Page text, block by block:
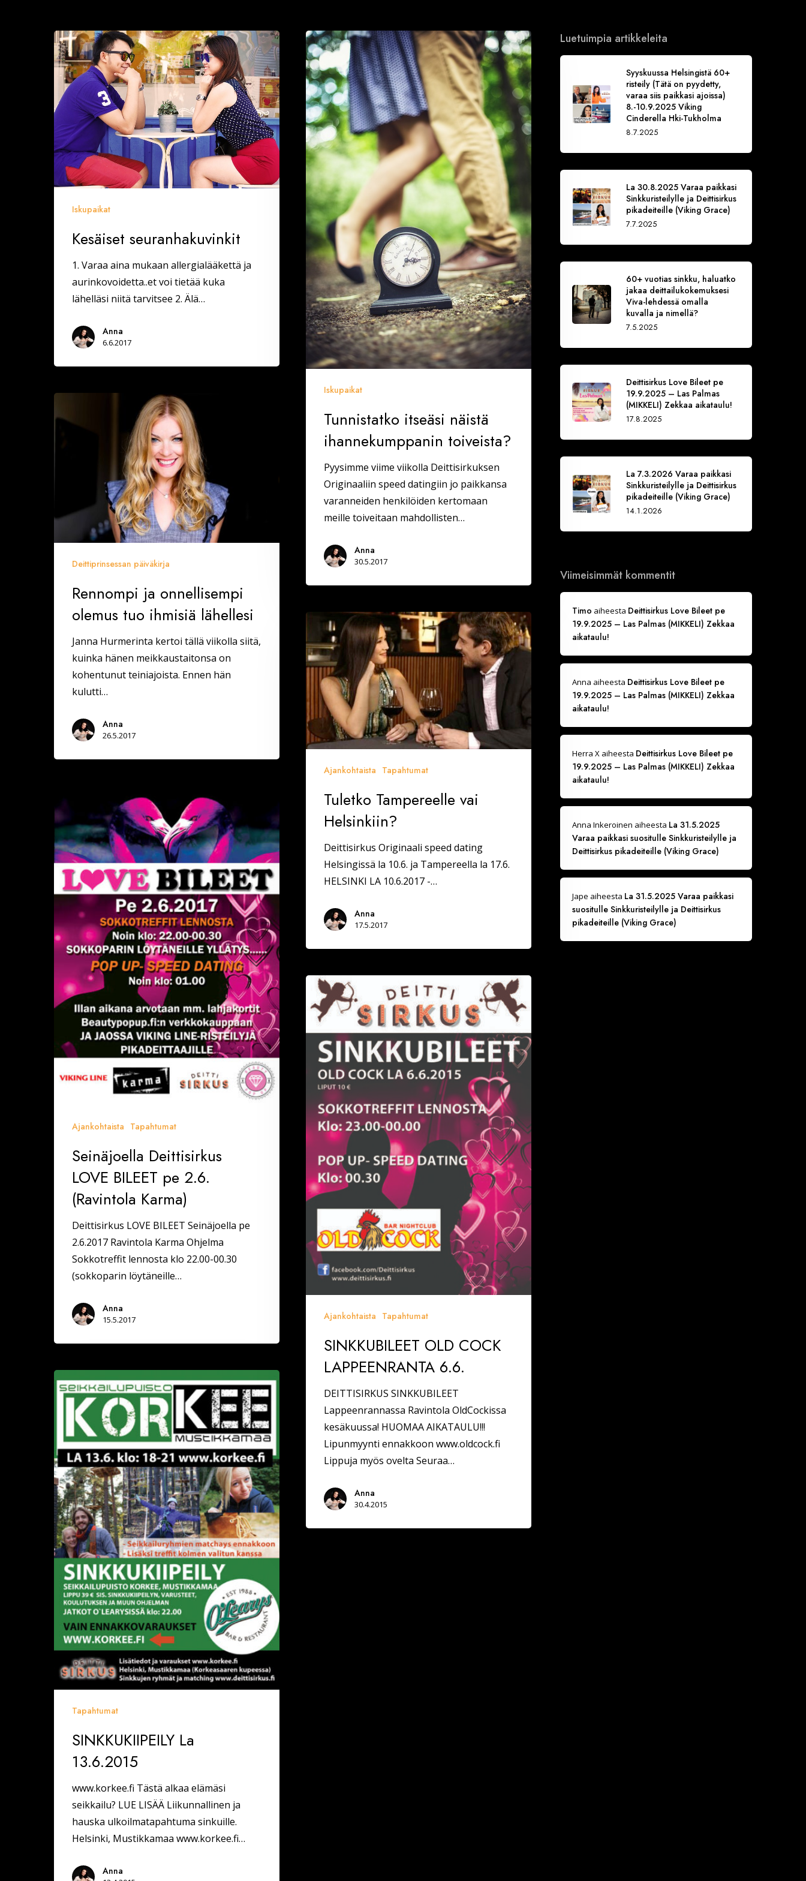
Kesäiset
seuranhakuvinkit
Iskupaikat
Kesäiset seuranhakuvinkit
1. Varaa aina mukaan allergialääkettä ja
aurinkovoidetta..et voi tietää kuka
lähelläsi niitä tarvitsee 2. Älä…
Anna
6.6.2017
Tunnistatko
itseäsi
näistä
ihannekumppanin
toiveista?
Iskupaikat
Tunnistatko itseäsi näistä
ihannekumppanin toiveista?
Pyysimme viime viikolla Deittisirkuksen
Originaaliin speed datingiin jo paikkansa
varanneiden henkilöiden kertomaan
meille toiveitaan mahdollisten…
Anna
30.5.2017
ja
Deittiprinsessan päiväkirja
Rennompi ja onnellisempi
olemus tuo ihmisiä lähellesi
Janna Hurmerinta kertoi tällä viikolla siitä,
kuinka hänen meikkaustaitonsa on
kohentunut teiniajoista. Ennen hän
kulutti…
Anna
26.5.2017
Tuletko
Tampereelle
vai
Helsinkiin?
Ajankohtaista Tapahtumat
Tuletko Tampereelle vai
Helsinkiin?
Deittisirkus Originaali speed dating
Helsingissä la 10.6. ja Tampereella la 17.6.
HELSINKI LA 10.6.2017 -…
Anna
17.5.2017
Deittisirkus
LOVE
BILEET
pe
2.6.
(Ravintola
Karma)
Ajankohtaista Tapahtumat
Seinäjoella Deittisirkus
LOVE BILEET pe 2.6.
(Ravintola Karma)
Deittisirkus LOVE BILEET Seinäjoella pe
2.6.2017 Ravintola Karma Ohjelma
Sokkotreffit lennosta klo 22.00-00.30
(sokkoparin löytäneille…
Anna
15.5.2017
SINKKUBILEET
OLD
COCK
LAPPEENRANTA
6.6.
Ajankohtaista Tapahtumat
SINKKUBILEET OLD COCK
LAPPEENRANTA 6.6.
DEITTISIRKUS SINKKUBILEET
Lappeenrannassa Ravintola OldCockissa
kesäkuussa! HUOMAA AIKATAULU!!!
Lipunmyynti ennakkoon www.oldcock.fi
Lippuja myös ovelta Seuraa…
Anna
30.4.2015
SINKKUKIIPEILY
La
13.6.2015
Tapahtumat
SINKKUKIIPEILY La
13.6.2015
www.korkee.fi Tästä alkaa elämäsi
seikkailu? LUE LISÄÄ Liikunnallinen ja
hauska ulkoilmatapahtuma sinkuille.
Helsinki, Mustikkamaa www.korkee.fi…
Anna
Luetuimpia artikkeleita
Syyskuussa Helsingistä 60+
risteily (Tätä on pyydetty,
varaa siis paikkasi ajoissa)
8.-10.9.2025 Viking
Cinderella Hki-Tukholma
8.7.2025
La 30.8.2025 Varaa paikkasi
Sinkkuristeilylle ja Deittisirkus
pikadeiteille (Viking Grace)
7.7.2025
60+ vuotias sinkku, haluatko
jakaa deittailukokemuksesi
Viva-lehdessä omalla
kuvalla ja nimellä?
7.5.2025
Deittisirkus Love Bileet pe
19.9.2025 – Las Palmas
(MIKKELI) Zekkaa aikataulu!
17.8.2025
La 7.3.2026 Varaa paikkasi
Sinkkuristeilylle ja Deittisirkus
pikadeiteille (Viking Grace)
14.1.2026
Viimeisimmät kommentit
Timo aiheesta Deittisirkus Love Bileet pe
19.9.2025 – Las Palmas (MIKKELI) Zekkaa
aikataulu!
Anna aiheesta Deittisirkus Love Bileet pe
19.9.2025 – Las Palmas (MIKKELI) Zekkaa
aikataulu!
Herra Xaiheesta Deittisirkus Love Bileet pe
19.9.2025 – Las Palmas (MIKKELI) Zekkaa
aikataulu!
Anna Inkeroinen aiheesta La 31.5.2025
Varaa paikkasi suositulle Sinkkuristeilylle ja
Deittisirkus pikadeiteille (Viking Grace)
Jape aiheesta La 31.5.2025 Varaa paikkasi
suositulle Sinkkuristeilylle ja Deittisirkus
pikadeiteille (Viking Grace)